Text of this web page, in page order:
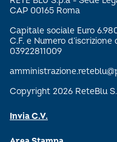
CAP 00165 Roma
Capitale sociale Euro
C.F. e Numero
03922811009
Copyright 2026 ReteBlu
Invia C.V.